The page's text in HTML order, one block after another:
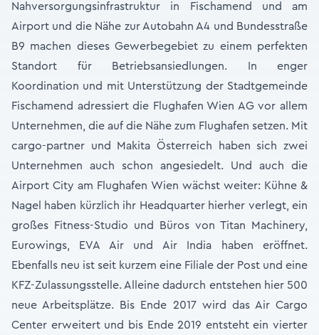
Nahversorgungsinfrastruktur in Fischamend und am
Airport und die Nähe zur Autobahn A4 und Bundesstraße
B9 machen dieses Gewerbegebiet zu einem perfekten
Standort für Betriebsansiedlungen. In enger
Koordination und mit Unterstützung der Stadtgemeinde
Fischamend adressiert die Flughafen Wien AG vor allem
Unternehmen, die auf die Nähe zum Flughafen setzen. Mit
cargo-partner und Makita Österreich haben sich zwei
Unternehmen auch schon angesiedelt. Und auch die
Airport City am Flughafen Wien wächst weiter: Kühne &
Nagel haben kürzlich ihr Headquarter hierher verlegt, ein
großes Fitness-Studio und Büros von Titan Machinery,
Eurowings, EVA Air und Air India haben eröffnet.
Ebenfalls neu ist seit kurzem eine Filiale der Post und eine
KFZ-Zulassungsstelle. Alleine dadurch entstehen hier 500
neue Arbeitsplätze. Bis Ende 2017 wird das Air Cargo
Center erweitert und bis Ende 2019 entsteht ein vierter